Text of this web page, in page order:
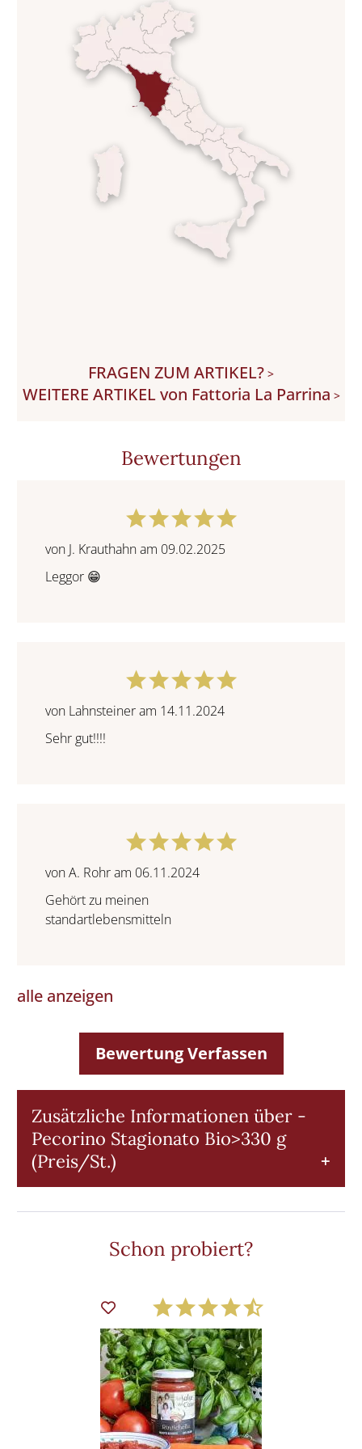
FRAGEN ZUM ARTIKEL? >
WEITERE ARTIKEL von Fattoria La Parrina >
Bewertungen
von J. Krauthahn am 09.02.2025
Leggor 😁
von Lahnsteiner am 14.11.2024
Sehr gut!!!!
von A. Rohr am 06.11.2024
Gehört zu meinen
standartlebensmitteln
alle anzeigen
Bewertung Verfassen
Zusätzliche Informationen über -
Pecorino Stagionato Bio>330 g
(Preis/St.)
Pecorino: Ein Käsegenuss mit
Pecorino ist mehr als nur ein Käse – es ist eine
kulinarische Reise durch die Zeit. Dieser
traditionelle italienische Hartkäse, hergestellt
aus reiner Schafsmilch, bietet eine einzigartige
Geschmacksvielfalt, die Ihren Gaumen
verzaubern wird. Ob jung oder gereift, Pecorino
verleiht Ihren Gerichten eine unvergleichliche
Schon probiert?